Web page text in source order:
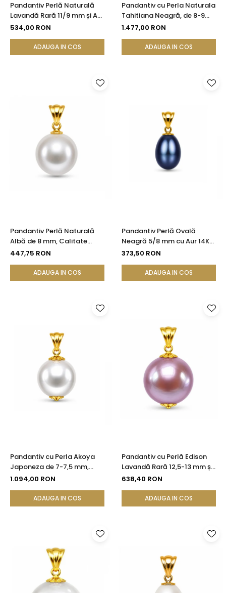
Pandantiv Perlă Naturală
Lavandă Rară 11/9 mm și Aur
Galben 14K (aur 585) |
534,00 RON
ADAUGA IN COS
Pandantiv cu Perla Naturala
Tahitiana Neagră, de 8-9
mm si Aur de 14k
1.477,00 RON
ADAUGA IN COS
Pandantiv Perlă Naturală
Albă de 8 mm, Calitate
AAA+ și Aur 14K (aur 585) |
447,75 RON
ADAUGA IN COS
Pandantiv Perlă Ovală
Neagră 5/8 mm cu Aur 14K
(aur 585) | KASKADDA®
373,50 RON
ADAUGA IN COS
Pandantiv cu Perla Akoya
Japoneza de 7-7,5 mm,
Calitate AAA+ si Aur de 14k
1.094,00 RON
ADAUGA IN COS
Pandantiv cu Perlă Edison
Lavandă Rară 12,5-13 mm și
Aur Galben 14K (aur 585) |
638,40 RON
ADAUGA IN COS